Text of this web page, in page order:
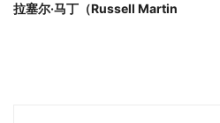
拉塞尔·马丁（Russell Martin